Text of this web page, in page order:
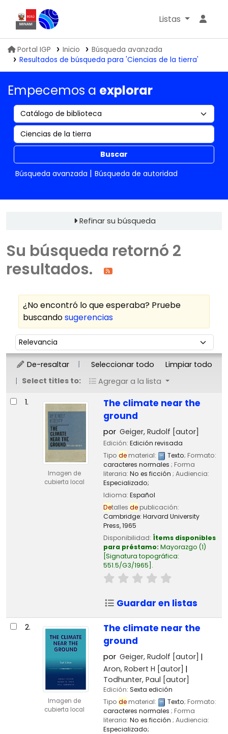
Biblioteca IGP
Listas
Portal IGP Inicio
Búsqueda avanzada
Resultados de búsqueda para 'Ciencias de la tierra'
Empecemos a explorar
Buscar
Búsqueda avanzada
Búsqueda de autoridad
Refinar su búsqueda
Su búsqueda retornó 2
resultados.
¿No encontró lo que esperaba? Pruebe
buscandosugerencias
Ordenar
Ordenar por:
De-resaltar Seleccionar todo
Limpiar todo
Select titles to:
Agregar a la lista
Resultados
1.
Imagen de
cubierta local
The climate near the
ground
por Geiger, Rudolf [autor]
Edición: Edición revisada
Tipo dematerial: Texto; Formato:
caracteres normales ; Forma
literaria: No es ficción ; Audiencia:
Especializado;
Idioma: Español
Detalles depublicación:
Cambridge: Harvard University
Press,1965
Disponibilidad: Ítems disponibles
para préstamo: Mayorazgo (1)
Signatura topográfica:
551.5/G3/1965 .
Guardar en listas
2.
Imagen de
cubierta local
The climate near the
ground
por Geiger, Rudolf [autor]
Aron, Robert H [autor]
Todhunter, Paul [autor]
Edición: Sexta edición
Tipo dematerial: Texto; Formato:
caracteres normales ; Forma
literaria: No es ficción ; Audiencia:
Especializado;